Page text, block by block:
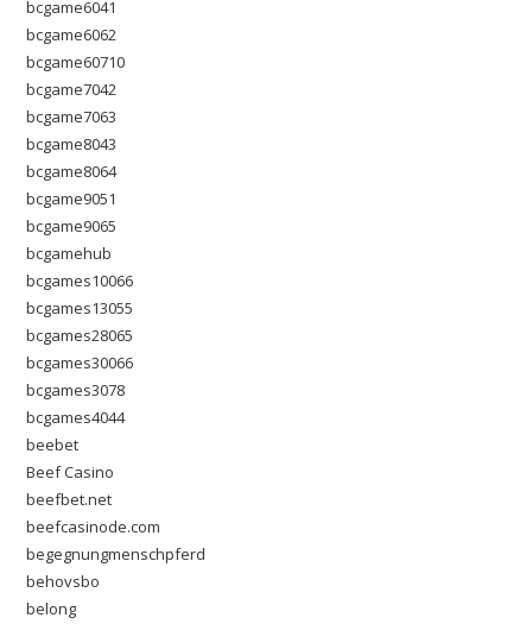
bcgame6041
bcgame6062
bcgame60710
bcgame7042
bcgame7063
bcgame8043
bcgame8064
bcgame9051
bcgame9065
bcgamehub
bcgames10066
bcgames13055
bcgames28065
bcgames30066
bcgames3078
bcgames4044
beebet
Beef Casino
beefbet.net
beefcasinode.com
begegnungmenschpferd
behovsbo
belong